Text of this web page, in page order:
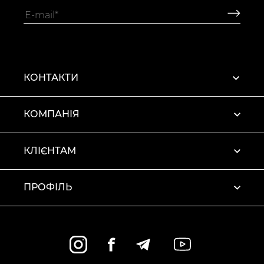
КОНТАКТИ
КОМПАНІЯ
КЛІЄНТАМ
ПРОФІЛЬ